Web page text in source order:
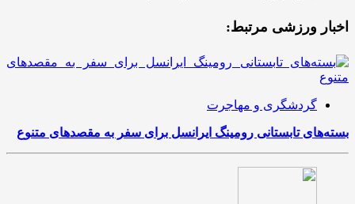
اخبار ورزشی مرتبط:
گردشگری و مهاجرت
بسته‌های تابستانی رومینگ ایرانسل برای سفر به مقصدهای متنوع